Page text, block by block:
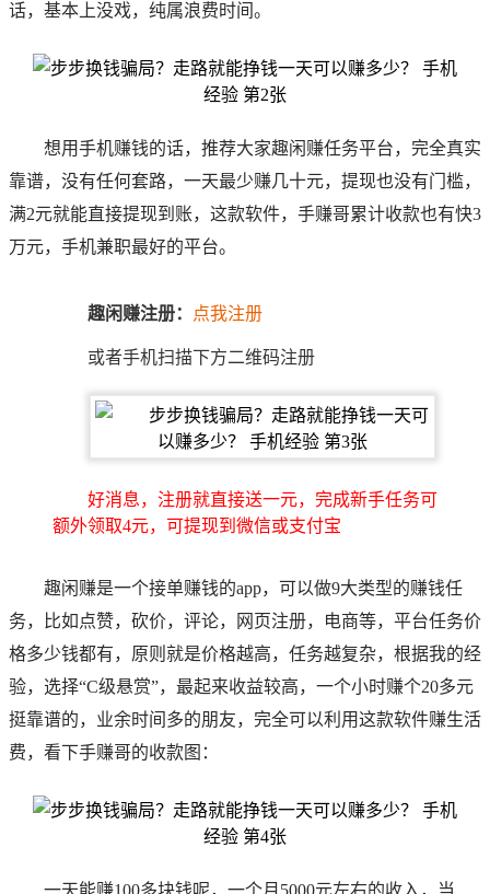
话，基本上没戏，纯属浪费时间。
想用手机赚钱的话，推荐大家趣闲赚任务平台，完全真实
靠谱，没有任何套路，一天最少赚几十元，提现也没有门槛，
满2元就能直接提现到账，这款软件， 手赚哥累计收款也有快3
万元，手机兼职最好的平台。
趣闲赚注册： 点我注册
或者手机扫描下方二维码注册
好消息，注册就直接送一元，完成新手任务可
额外领取4元，可提现到微信或支付宝
趣闲赚是一个接单赚钱的app，可以做9大类型的赚钱任
务，比如点赞，砍价，评论，网页注册，电商等，平台任务价
格多少钱都有，原则就是价格越高，任务越复杂，根据我的经
验，选择“C级悬赏”，最起来收益较高，一个小时赚个20多元
挺靠谱的，业余时间多的朋友，完全可以利用这款软件赚生活
费，看下手赚哥的收款图：